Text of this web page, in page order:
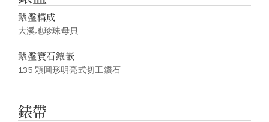
錶盤構成
大溪地珍珠母貝
錶盤寶石鑲嵌
135 顆圓形明亮式切工鑽石
錶帶